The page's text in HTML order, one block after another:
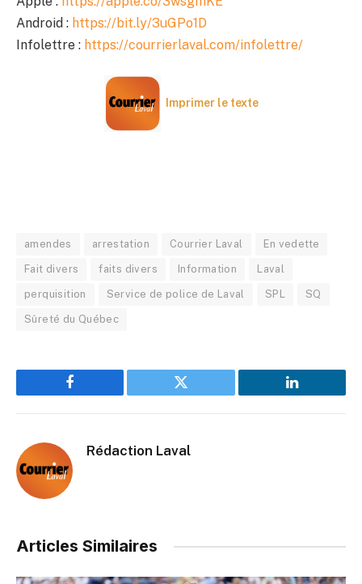
Android : https://bit.ly/3uGPo1D
Infolettre : https://courrierlaval.com/infolettre/
Imprimer le texte
amendes arrestation Courrier Laval En vedette
Fait divers faits divers Information Laval
perquisition Service de police de Laval SPL SQ
Sûreté du Québec
Facebook Twitter LinkedIn
Rédaction Laval
Articles Similaires